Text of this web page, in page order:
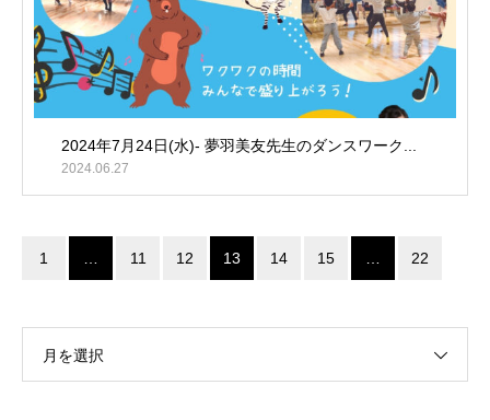
2024年7月24日(水)- 夢羽美友先生のダンスワーク...
2024.06.27
1 11 12 13 14 15 22
月を選択